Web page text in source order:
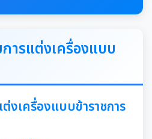
มนตรีเมืองสุเทพ
าล
ารแต่งเครื่องแบบ
งเครื่องแบบข้าราชการ